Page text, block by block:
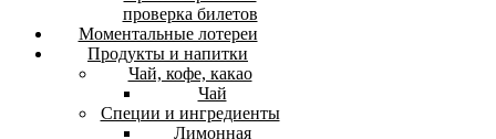
проверка билетов
Моментальные лотереи
Продукты и напитки
Чай, кофе, какао
Чай
Специи и ингредиенты
Лимонная